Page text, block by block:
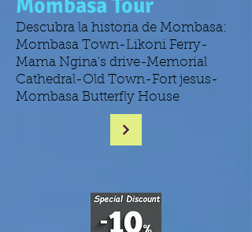
Mombasa Tour
Descubra la historia de Mombasa:
Mombasa Town-Likoni Ferry-
Mama Ngina's drive-Memorial
Cathedral-Old Town-Fort jesus-
Mombasa Butterfly House